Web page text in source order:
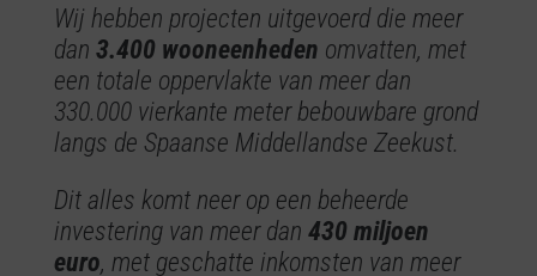
Wij hebben projecten uitgevoerd die meer
dan 3.400 wooneenheden omvatten, met
een totale oppervlakte van meer dan
330.000 vierkante meter bebouwbare grond
langs de Spaanse Middellandse Zeekust.
Dit alles komt neer op een beheerde
investering van meer dan 430 miljoen
euro, met geschatte inkomsten van meer